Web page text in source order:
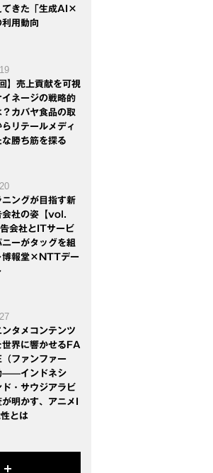
てきた「生成AI×
利用動向
】売上貢献を可視
イネージの戦略的
カバヤ食品の取
らリテールメディ
な勝ち筋を探る
ニングが目指す新
会社の姿【vol.
会社とITサービ
ーがタッグを組
博報堂×NTTデー
ンタメコンテンツ
世界に響かせるFA
ファンファー
——インドネシ
ド・サウジアラビ
明かす、アニメI
とは